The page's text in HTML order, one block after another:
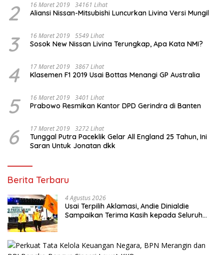
2 16 Maret 2019 34161 Lihat
Aliansi Nissan-Mitsubishi Luncurkan Livina Versi Mungil
3 16 Maret 2019 5549 Lihat
Sosok New Nissan Livina Terungkap, Apa Kata NMI?
4 17 Maret 2019 3867 Lihat
Klasemen F1 2019 Usai Bottas Menangi GP Australia
5 16 Maret 2019 3401 Lihat
Prabowo Resmikan Kantor DPD Gerindra di Banten
6 17 Maret 2019 3272 Lihat
Tunggal Putra Paceklik Gelar All England 25 Tahun, Ini
Saran Untuk Jonatan dkk
Berita Terbaru
4 Agustus 2026
Usai Terpilih Aklamasi, Andie Dinialdie
Sampaikan Terima Kasih kepada Seluruh